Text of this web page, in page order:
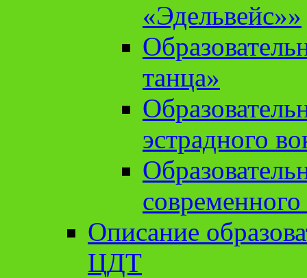
«Эдельвейс»»
танца»
эстрадного
Описание
ЦДТ